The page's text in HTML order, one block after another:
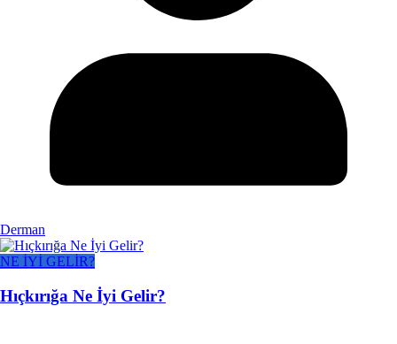
Derman
NE İYİ GELİR?
Hıçkırığa Ne İyi Gelir?